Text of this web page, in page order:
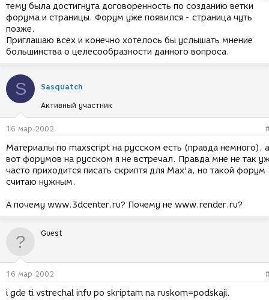
тему была достигнута договоренность по созданию ветки
форума и страницы. Форум уже появился - страница чуть
позже.
Приглашаю всех и конечно хотелось бы услышать мнение
большинства о целесообразности данного вопроса.
S Sasquatch
Активный участник
16 мар 2002
Материалы по maxscript на русском есть (правда немного), а
вот форумов на русском я не встречал. Правда мне не так
часто приходится писать скриптя для Max'а, но такой форум
считаю нужным.
А почему www.3dcenter.ru? Почему не www.render.ru?
Guest
16 мар 2002
i gde ti vstrechal infu po skriptam na ruskom=podskaji.